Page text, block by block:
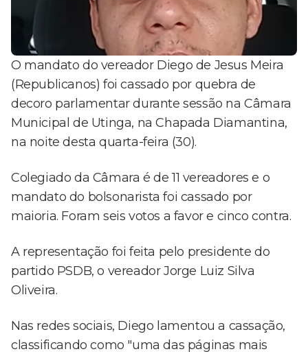
O mandato do vereador Diego de Jesus Meira
(Republicanos) foi cassado por quebra de
decoro parlamentar durante sessão na Câmara
Municipal de Utinga, na Chapada Diamantina,
na noite desta quarta-feira (30).
Colegiado da Câmara é de 11 vereadores e o
mandato do bolsonarista foi cassado por
maioria. Foram seis votos a favor e cinco contra.
A representação foi feita pelo presidente do
partido PSDB, o vereador Jorge Luiz Silva
Oliveira.
Nas redes sociais, Diego lamentou a cassação,
classificando como "uma das páginas mais